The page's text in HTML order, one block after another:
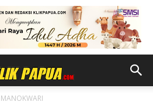
MANOKWARI